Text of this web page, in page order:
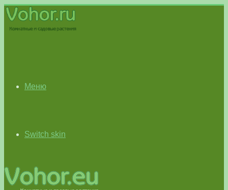
Меню
Switch skin